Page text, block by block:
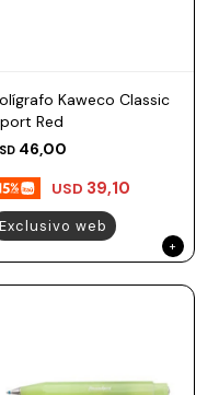
Kaweco Classic
Red
46,00
USD 39,10
Exclusivo web